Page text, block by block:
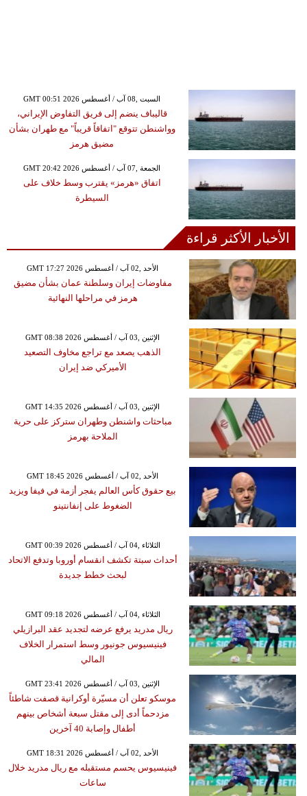
GMT 00:51 2026 السبت ,08 آب / أغسطس
قاليباف ينضم إلى فريق التفاوض الإيراني،
وواشنطن تتوقع "اتفاقاً قريباً" مع طهران بشأن
مضيق هرمز
GMT 20:42 2026 الجمعة ,07 آب / أغسطس
اتفاق «هرمز» يقترب وسط خلاف على
السيطرة
الأخبار الأكثر قراءة
GMT 17:27 2026 الأحد ,02 آب / أغسطس
مفاوضات إيران وسلطنة عمان بشأن مضيق
هرمز في مراحلها النهائية
GMT 08:38 2026 الإثنين ,03 آب / أغسطس
الذهب يصعد مع تراجع مخاوف التصعيد
الأميركي ضد إيران
GMT 14:35 2026 الإثنين ,03 آب / أغسطس
مباحثات واشنطن وطهران ستركز على حرية
الملاحة بهرمز
GMT 18:45 2026 الأحد ,02 آب / أغسطس
بيع حقوق كأس العالم يفجر أزمة في فيفا ويزيد
الضغوط على إنفانتينو
GMT 00:39 2026 الثلاثاء ,04 آب / أغسطس
أحداث سبتة تكشف انقسام أوروبا وتدفع الاتحاد
لبحث خطط جديدة
GMT 09:18 2026 الثلاثاء ,04 آب / أغسطس
ريال مدريد يرفع عرضه لتجديد عقد البرازيلي
فينيسيوس جونيور وسط استمرار الخلاف
المالي
GMT 23:41 2026 الإثنين ,03 آب / أغسطس
موسكو تعلن أن مسيّرة أوكرانية قصفت شاطئاً
مزدحماً أدى إلى مقتل سبعة أشخاص بينهم
أطفال وإصابة 40 آخرين
GMT 18:31 2026 الأحد ,02 آب / أغسطس
فينيسيوس يحسم مستقبله مع ريال مدريد خلال
ساعات